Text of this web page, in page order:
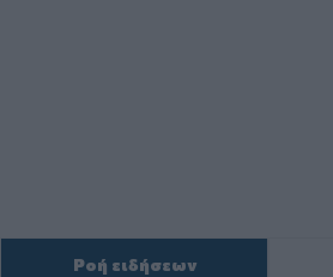
Ροή ειδήσεων